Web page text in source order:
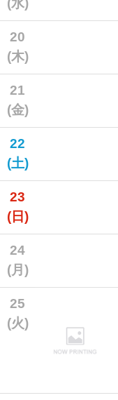
(水)
20
(木)
21
(金)
22
(土)
23
(日)
24
(月)
25
(火)